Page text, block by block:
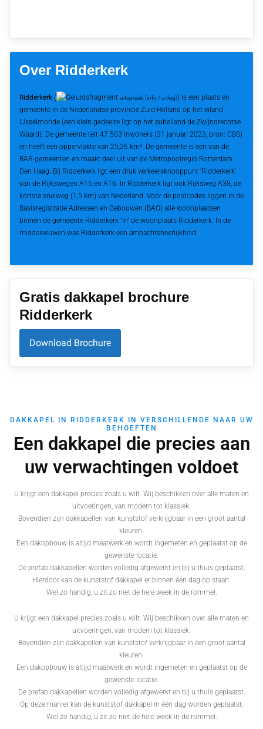
Over Ridderkerk
Ridderkerk( uitspraak (info / uitleg)) is een plaats en
gemeente in de Nederlandse provincie Zuid-Holland op het eiland
IJsselmonde (een klein gedeelte ligt op het subeiland de Zwijndrechtse
Waard). De gemeente telt 47.503 inwoners (31 januari 2023, bron: CBS)
en heeft een oppervlakte van 25,26 km². De gemeente is een van de
BAR-gemeenten en maakt deel uit van de Metropoolregio Rotterdam
Den Haag. Bij Ridderkerk ligt een druk verkeersknooppunt 'Ridderkerk'
van de Rijkswegen A15 en A16. In Ridderkerk ligt ook Rijksweg A38, de
kortste snelweg (1,5 km) van Nederland. Voor de postcodes liggen in de
Basisregistratie Adressen en Gebouwen (BAG) alle woonplaatsen
binnen de gemeente Ridderkerk "in" de woonplaats Ridderkerk. In de
middeleeuwen was Ridderkerk een ambachtsheerlijkheid.
Gratis dakkapel brochure
Ridderkerk
Download Brochure
DAKKAPEL IN RIDDERKERK IN VERSCHILLENDE NAAR UW
BEHOEFTEN
Een dakkapel die precies aan
uw verwachtingen voldoet
U krijgt een dakkapel precies zoals u wilt. Wij beschikken over alle maten en
uitvoeringen, van modern tot klassiek.
Bovendien zijn dakkapellen van kunststof verkrijgbaar in een groot aantal
kleuren.
Een dakopbouw is altijd maatwerk en wordt ingemeten en geplaatst op de
gewenste locatie.
De prefab dakkapellen worden volledig afgewerkt en bij u thuis geplaatst.
Hierdoor kan de kunststof dakkapel er binnen één dag op staan.
Wel zo handig, u zit zo niet de hele week in de rommel.
U krijgt een dakkapel precies zoals u wilt. Wij beschikken over alle maten en
uitvoeringen, van modern tot klassiek.
Bovendien zijn dakkapellen van kunststof verkrijgbaar in een groot aantal
kleuren.
Een dakopbouw is altijd maatwerk en wordt ingemeten en geplaatst op de
gewenste locatie.
De prefab dakkapellen worden volledig afgewerkt en bij u thuis geplaatst.
Op deze manier kan de kunststof dakkapel in één dag worden geplaatst.
Wel zo handig, u zit zo niet de hele week in de rommel.